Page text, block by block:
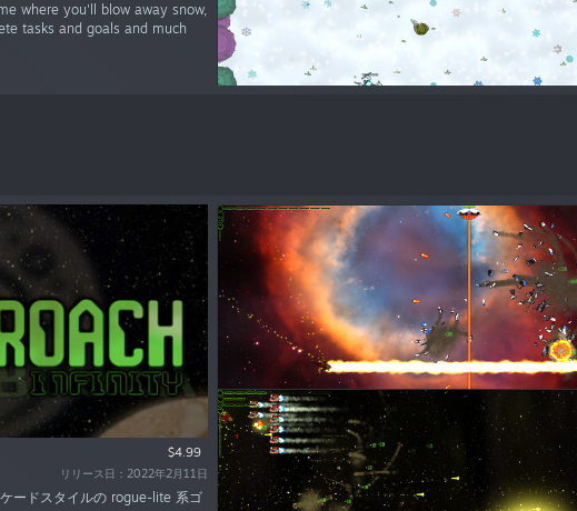
where you'll blow away snow,
tasks and goals and much
$4.99
リリース日：2022年2月11日
ードスタイルの rogue-lite 系ゴ